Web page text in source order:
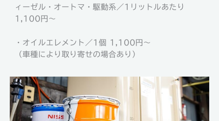
ィーゼル・オートマ・駆動系／1リットルあたり
1,100円～
・オイルエレメント／1個 1,100円～
（車種により取り寄せの場合あり）